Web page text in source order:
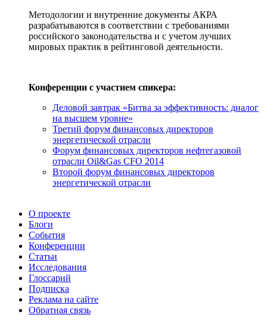
Методологии и внутренние документы АКРА
разрабатываются в соответствии с требованиями
российского законодательства и с учетом лучших
мировых практик в рейтинговой деятельности.
Конференции с участием спикера:
Деловой завтрак «Битва за эффективность: диалог
на высшем уровне»
Третий форум финансовых директоров
энергетической отрасли
Форум финансовых директоров нефтегазовой
отрасли Oil&Gas CFO 2014
Второй форум финансовых директоров
энергетической отрасли
О проекте
Блоги
События
Конференции
Статьи
Исследования
Глоссарий
Подписка
Реклама на сайте
Обратная связь